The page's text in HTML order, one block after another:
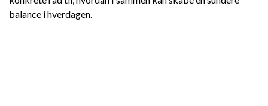
balance i hverdagen.